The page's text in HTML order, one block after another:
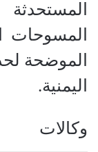
المسوحات
الموضحة
اليمنية.
وكالات